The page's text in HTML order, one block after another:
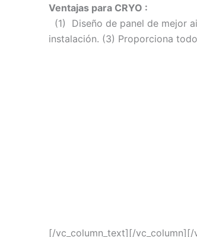
Ventajas para CRYO :
(1)
Diseño de panel de mejor
instalación. (3) Proporciona
[/vc_column_text][/vc_column][/